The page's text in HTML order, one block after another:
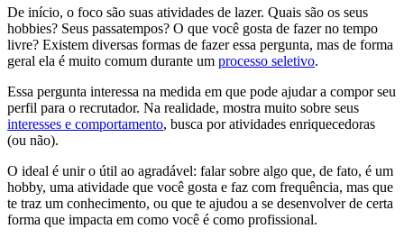
De início, o foco são suas atividades de lazer. Quais são os seus
hobbies? Seus passatempos? O que você gosta de fazer no tempo
livre? Existem diversas formas de fazer essa pergunta, mas de forma
geral ela é muito comum durante um processo seletivo.
Essa pergunta interessa na medida em que pode ajudar a compor seu
perfil para o recrutador. Na realidade, mostra muito sobre seus
interesses e comportamento, busca por atividades enriquecedoras
(ou não).
O ideal é unir o útil ao agradável: falar sobre algo que, de fato, é um
hobby, uma atividade que você gosta e faz com frequência, mas que
te traz um conhecimento, ou que te ajudou a se desenvolver de certa
forma que impacta em como você é como profissional.